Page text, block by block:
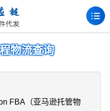
物流查询
FBA（亚马逊托管物